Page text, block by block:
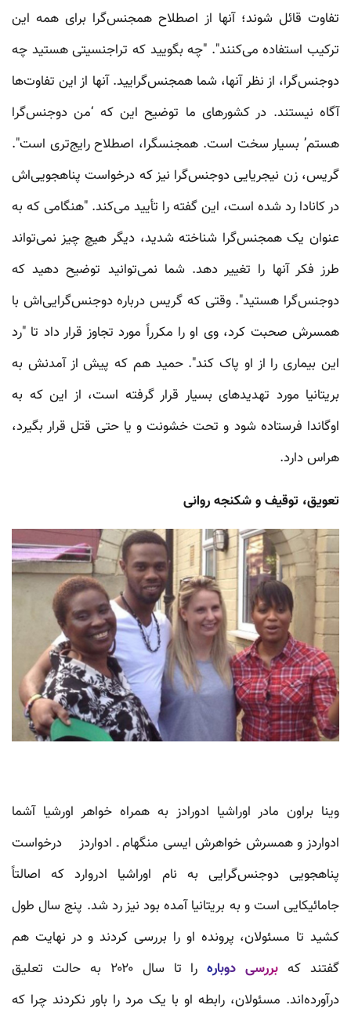
تفاوت قائل شوند؛ آنها از اصطلاح همجنس‌گرا برای همه این
ترکیب استفاده می‌کنند". "چه بگویید که تراجنسیتی هستید چه
دوجنس‌گرا، از نظر آنها، شما همجنس‌گرایید. آنها از این تفاوت‌ها
آگاه نیستند. در کشورهای ما توضیح این که ‘من دوجنس‌گرا
هستم’ بسیار سخت است. همجنسگرا، اصطلاح رایج‌تری است".
گریس، زن نیجریایی دوجنس‌گرا نیز که درخواست پناهجویی‌ا‌ش
در کانادا رد شده است، این گفته را تأیید می‌کند. "هنگامی که به
عنوان یک همجنس‌گرا شناخته شدید، دیگر هیچ چیز نمی‌تواند
طرز فکر آنها را تغییر دهد. شما نمی‌توانید توضیح دهید که
دوجنس‌گرا هستید". وقتی که گریس درباره دوجنس‌گرایی‌اش با
همسرش صحبت کرد، وی او را مکرراً مورد تجاوز قرار داد تا "رد
این بیماری را از او پاک کند". حمید هم که پیش از آمدنش به
بریتانیا مورد تهدیدهای بسیار قرار گرفته است، از این که به
اوگاندا فرستاده شود و تحت خشونت و یا حتی قتل قرار بگیرد،
هراس دارد.
تعویق، توقیف و شکنجه روانی
وینا براون مادر اوراشیا ادورادز به همراه خواهر اورشیا آشما
ادواردز و همسرش خواهرش ایسی منگهام ـ ادواردز درخواست
پناهجویی دوجنس‌گرایی به نام اوراشیا ادروارد که اصالتاً
جامائیکایی است و به بریتانیا آمده بود نیز رد شد. پنج سال طول
کشید تا مسئولان، پرونده او را بررسی کردند و در نهایت هم
گفتند که بررسی دوباره
را تا سال ۲۰۲۰ به حالت تعلیق
درآورده‌اند. مسئولان، رابطه او با یک مرد را باور نکردند چرا که